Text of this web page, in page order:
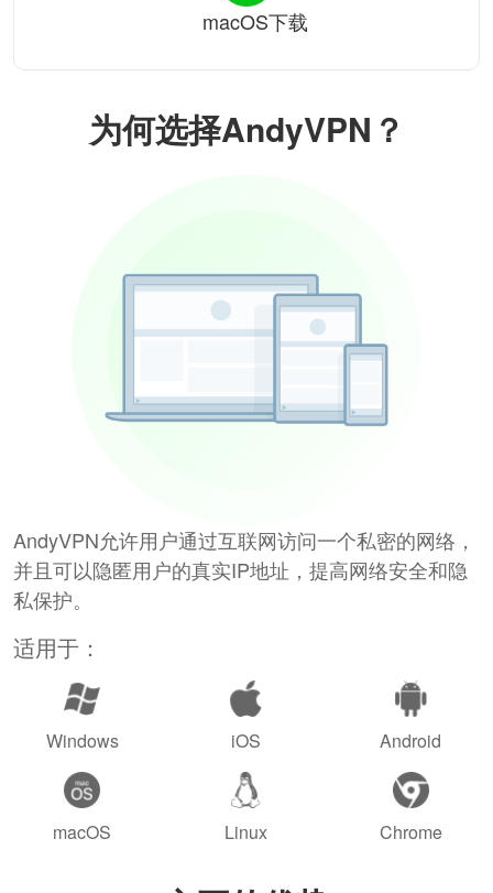
为何选择AndyVPN？
AndyVPN允许用户通过互联网访问一个私密的网络，
并且可以隐匿用户的真实IP地址，提高网络安全和隐
私保护。
适用于：
Windows iOS Android
macOS Linux Chrome
macOS下载